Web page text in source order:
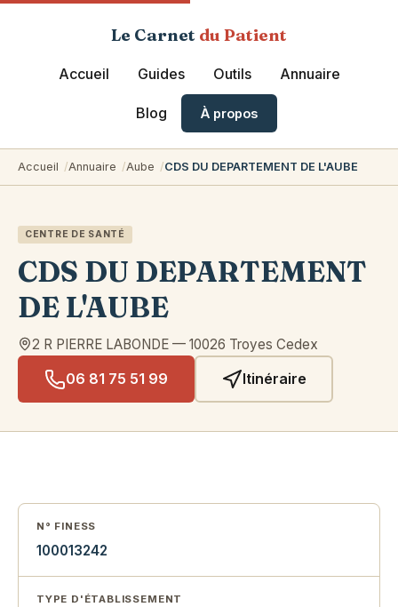
Le Carnet du Patient
Accueil Guides Outils Annuaire
Blog À propos
Accueil Annuaire Aube CDS DU DEPARTEMENT DE L'AUBE
CENTRE DE SANTÉ
CDS DU DEPARTEMENT
DE L'AUBE
2 R PIERRE LABONDE — 10026 Troyes Cedex
06 81 75 51 99 Itinéraire
N° FINESS
100013242
TYPE D'ÉTABLISSEMENT